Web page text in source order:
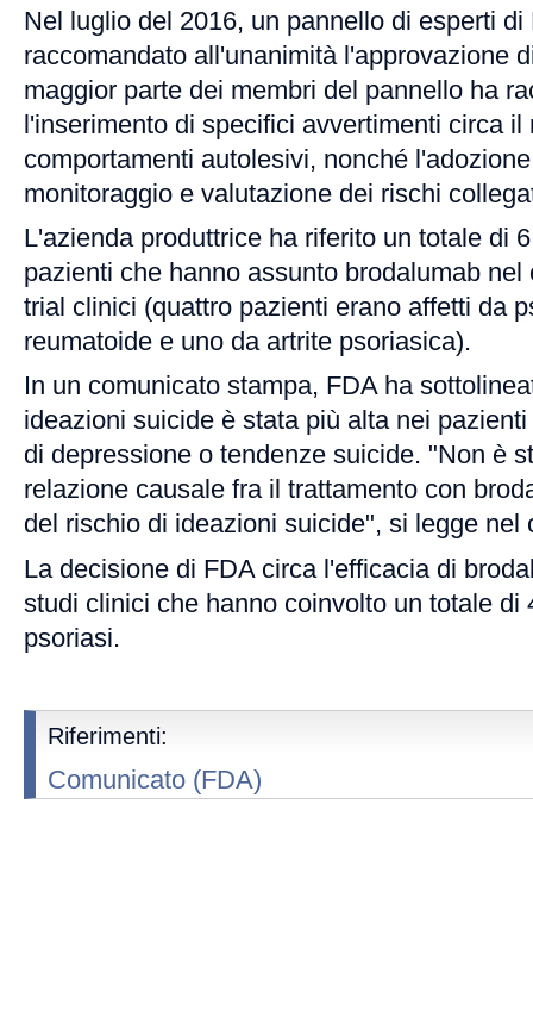
Nel luglio del 2016, un pannello di esperti di
raccomandato all'unanimità l'approvazione
maggior parte dei membri del pannello ha
l'inserimento di specifici avvertimenti circa
comportamenti autolesivi, nonché
monitoraggio e valutazione dei rischi
L'azienda produttrice ha riferito un totale di
pazienti che hanno assunto brodalumab
trial clinici (quattro pazienti erano affetti da
reumatoide e uno da artrite psoriasica).
In un comunicato stampa, FDA ha
ideazioni suicide è stata più alta nei
di depressione o tendenze suicide. "Non è
relazione causale fra il trattamento con
del rischio di ideazioni suicide", si legge nel
La decisione di FDA circa l'efficacia di
studi clinici che hanno coinvolto un totale di
psoriasi.
Riferimenti:
Comunicato (FDA)